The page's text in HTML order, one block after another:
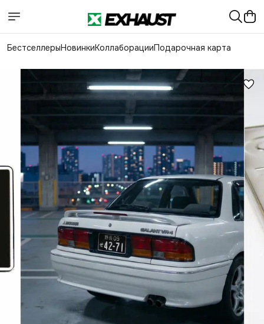
БестселлерыНовинкиКоллаборацииПодарочная карта